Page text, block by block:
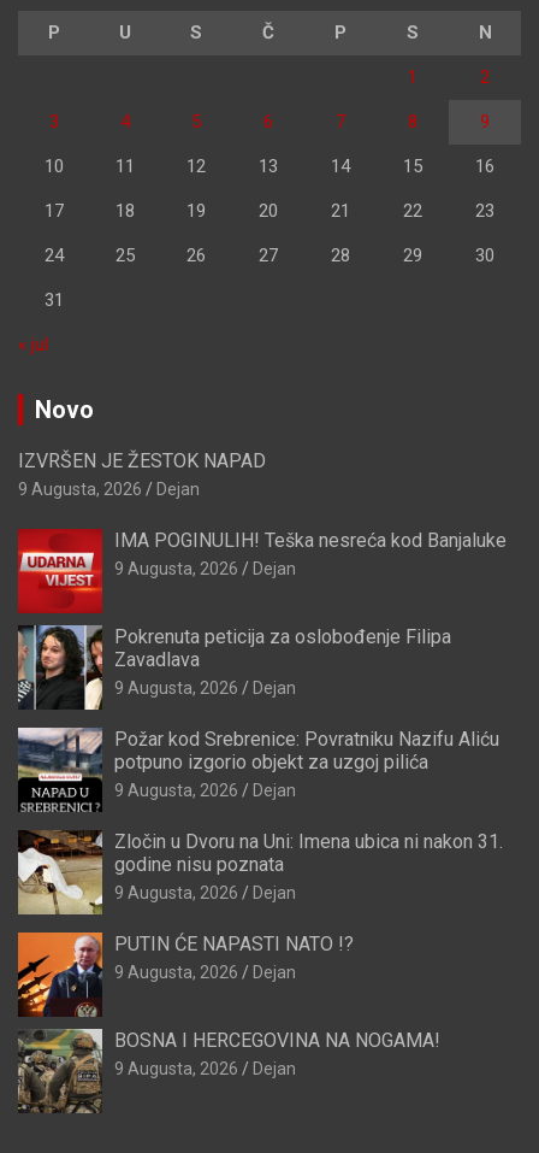
P U S Č P S N
1 2
3 4 5 6 7 8 9
10 11 12 13 14 15 16
17 18 19 20 21 22 23
24 25 26 27 28 29 30
31
« jul
Novo
IZVRŠEN JE ŽESTOK NAPAD
9 Augusta, 2026 Dejan
IMA POGINULIH! Teška nesreća kod Banjaluke
9 Augusta, 2026 Dejan
Pokrenuta peticija za oslobođenje Filipa
Zavadlava
9 Augusta, 2026 Dejan
Požar kod Srebrenice: Povratniku Nazifu Aliću
potpuno izgorio objekt za uzgoj pilića
9 Augusta, 2026 Dejan
Zločin u Dvoru na Uni: Imena ubica ni nakon 31.
godine nisu poznata
9 Augusta, 2026 Dejan
PUTIN ĆE NAPASTI NATO !?
9 Augusta, 2026 Dejan
BOSNA I HERCEGOVINA NA NOGAMA!
9 Augusta, 2026 Dejan